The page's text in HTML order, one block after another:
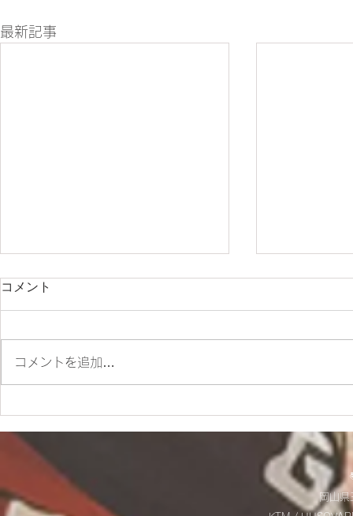
最新記事
✨SM700 2022 カスタム車
✨
☆9/20(土)
お知らせ☆
コメント
コメントを追加…
岡山